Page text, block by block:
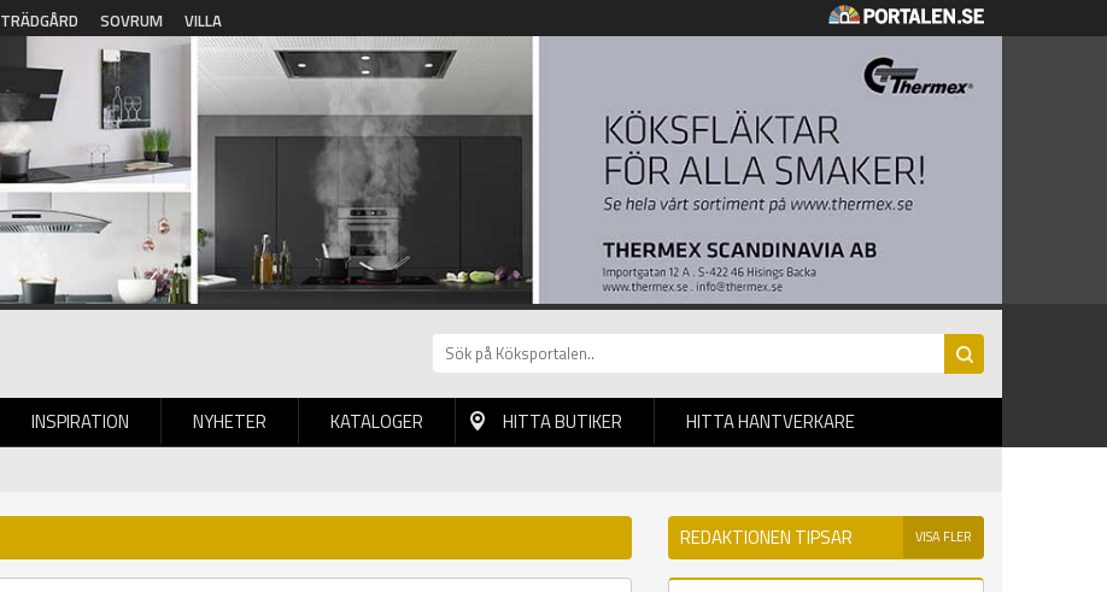
TRÄDGÅRD SOVRUM VILLA
INSPIRATION NYHETER KATALOGER HITTA BUTIKER HITTA HANTVERKARE
REDAKTIONEN TIPSAR VISA FLER